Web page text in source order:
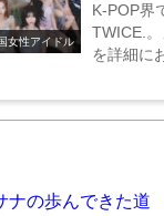
女性アイドル
K-POP界
TWICE.
を詳細に
ナの歩んできた道